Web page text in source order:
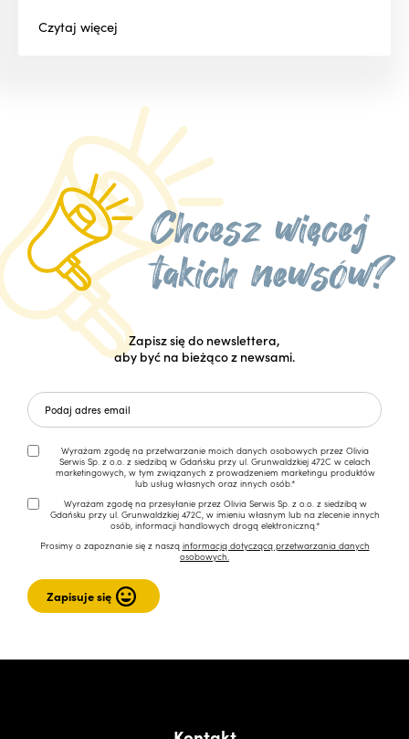
Czytajwięcej
Zapisz się do newslettera,
aby być na bieżąco z newsami.
Wyrażam zgodę na przetwarzanie moich danych osobowych przez Olivia
Serwis Sp. z o.o. z siedzibą w Gdańsku przy ul. Grunwaldzkiej 472C w celach
marketingowych, w tym związanych z prowadzeniem marketingu produktów
lub usług własnych oraz innych osób.*
Wyrażam zgodę na przesyłanie przez Olivia Serwis Sp. z o.o. z siedzibą w
Gdańsku przy ul. Grunwaldzkiej 472C, w imieniu własnym lub na zlecenie innych
osób, informacji handlowych drogą elektroniczną.*
Prosimy o zapoznanie się z naszą informacją dotyczącą przetwarzania danych
osobowych.